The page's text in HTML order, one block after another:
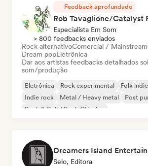
Feedback aprofundado
Rob Tavaglione/Catalyst
Especialista Em Som
> 800 feedbacks enviados
Rock alternativoComercial / Mainstream
Dream popEletrônica
Dar aos artistas feedbacks detalhados
som/produção
Eletrônica Rock experimental Folk indie
Indie rock
Metal / Heavy metal
Post
Rock & Roll / Rock Clássico
Dreamers Island
Selo, Editora